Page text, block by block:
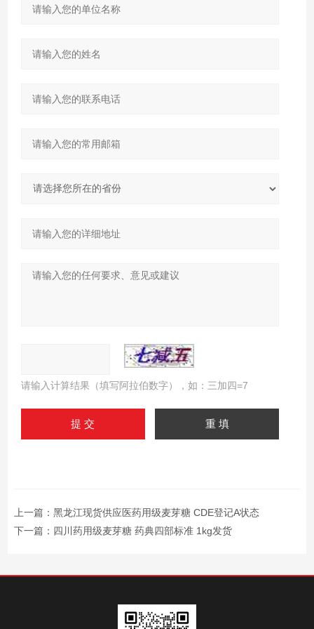
请输入计算结果（填写阿拉伯数字），如：三加四=7
上一篇： 黑龙江现货供应医药用级麦芽糖 CDE登记A状态
下一篇： 四川药用级麦芽糖 药典四部标准 1kg发货